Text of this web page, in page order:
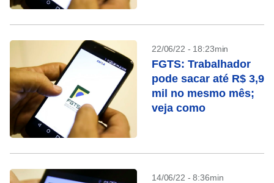
22/06/22 - 18:23min
FGTS: Trabalhador
pode sacar até R$ 3,9
mil no mesmo mês;
veja como
14/06/22 - 8:36min